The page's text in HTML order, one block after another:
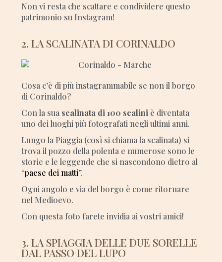
Non vi resta che scattare e condividere questo
patrimonio su Instagram!
2. LA SCALINATA DI CORINALDO
Cosa c’è di più instagrammabile se non il borgo
di Corinaldo?
Con la sua scalinata di 100 scalini è diventata
uno dei luoghi più fotografati negli ultimi anni.
Lungo la Piaggia (così si chiama la scalinata) si
trova il pozzo della polenta e numerose sono le
storie e le leggende che si nascondono dietro al
“paese dei matti”.
Ogni angolo e via del borgo è come ritornare
nel Medioevo.
Con questa foto farete invidia ai vostri amici!
3. LA SPIAGGIA DELLE DUE SORELLE
DAL PASSO DEL LUPO